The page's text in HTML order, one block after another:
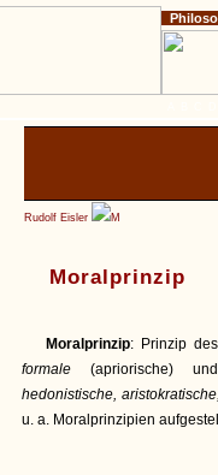
Rudolf Eisler M
Moralprinzip
Moralprinzip: Prinzip
formale (apriorische)
hedonistische,
u. a. Moralprinzipien